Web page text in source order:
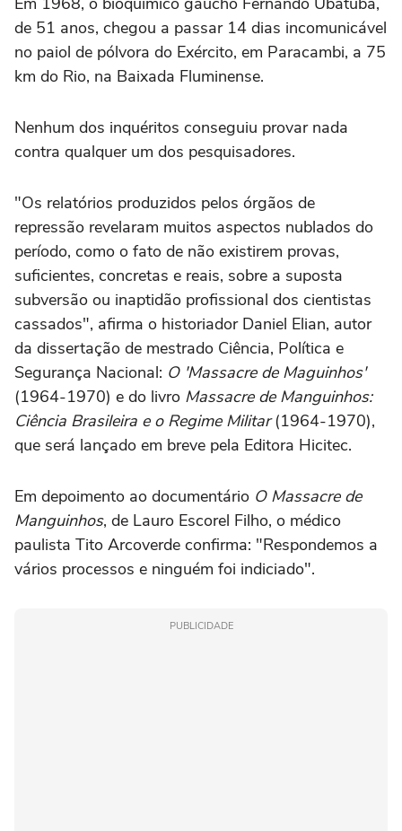
de 51 anos, chegou a passar 14 dias incomunicável
no paiol de pólvora do Exército, em Paracambi, a 75
km do Rio, na Baixada Fluminense.
Nenhum dos inquéritos conseguiu provar nada
contra qualquer um dos pesquisadores.
"Os relatórios produzidos pelos órgãos de
repressão revelaram muitos aspectos nublados do
período, como o fato de não existirem provas,
suficientes, concretas e reais, sobre a suposta
subversão ou inaptidão profissional dos cientistas
cassados", afirma o historiador Daniel Elian, autor
da dissertação de mestrado Ciência, Política e
Segurança Nacional: O 'Massacre de Maguinhos'
(1964-1970) e do livro Massacre de Manguinhos:
Ciência Brasileira e o Regime Militar(1964-1970),
que será lançado em breve pela Editora Hicitec.
Em depoimento ao documentário O Massacre de
Manguinhos, de Lauro Escorel Filho, o médico
paulista Tito Arcoverde confirma: "Respondemos a
vários processos e ninguém foi indiciado".
PUBLICIDADE